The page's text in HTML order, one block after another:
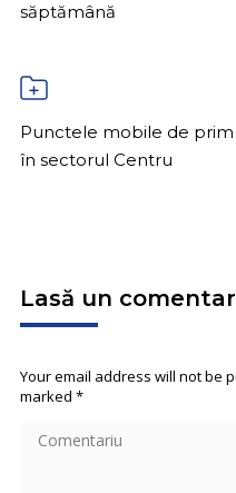
săptămână
Punctele mobile de
în sectorul Centru
Lasă un
Your email address will not be
marked *
Comentariu